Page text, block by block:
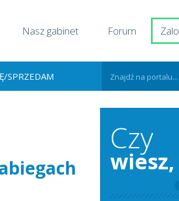
Nasz gabinet Forum
SPRZEDAM
Czy
wiesz,